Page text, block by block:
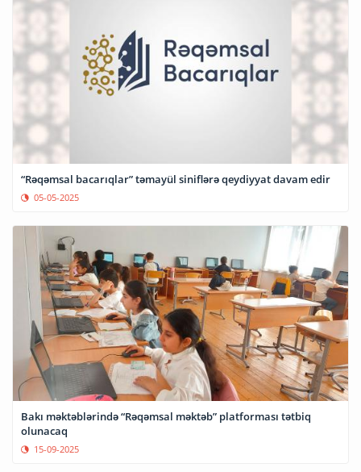
“Rəqəmsal bacarıqlar” təmayül siniflərə qeydiyyat davam edir
05-05-2025
Bakı məktəblərində “Rəqəmsal məktəb” platforması tətbiq
olunacaq
15-09-2025